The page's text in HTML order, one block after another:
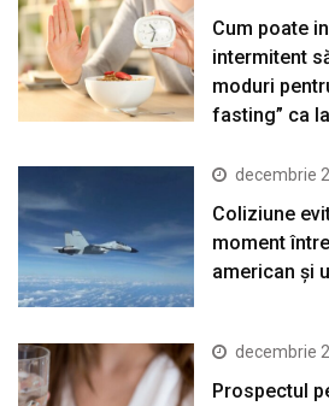
Cum poate
intermitent
moduri
fasting” ca
decembrie
Coliziune
moment
american şi
decembrie
Prospectul